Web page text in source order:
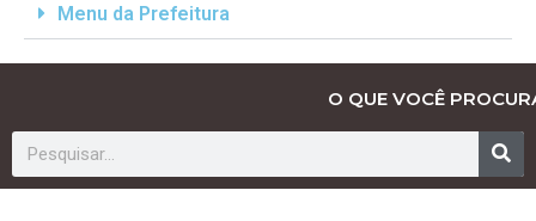
Menu da Prefeitura
O QUE VOCÊ